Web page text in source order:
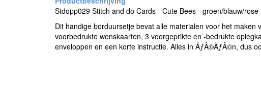
Stdopp029 Stitch and do Cards - Cute Bees - groen/blauw/rose
Dit handige borduursetje bevat alle materialen voor het
voorbedrukte wenskaarten, 3 voorgeprikte en -bedrukte
enveloppen en een korte instructie. Alles in ÃƒÂ©ÃƒÂ©n, dus